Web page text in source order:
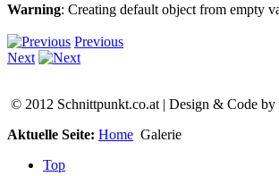
Warning: Creating default object from empty
Previous
Next
© 2012 Schnittpunkt.co.at | Design & Code by
Aktuelle Seite: Home Galerie
Top